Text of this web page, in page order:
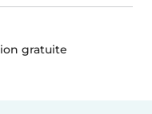
gratuite